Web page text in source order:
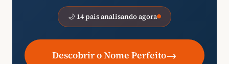
🌙 14 pais analisando agora
Descobrir o Nome Perfeito→